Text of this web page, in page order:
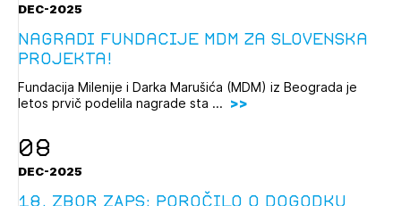
DEC-2025
Nagradi fundacije MDM za slovenska
projekta!
Fundacija Milenije i Darka Marušića (MDM) iz Beograda je
letos prvič podelila nagrade sta ...
08
DEC-2025
18. Zbor ZAPS: poročilo o dogodku